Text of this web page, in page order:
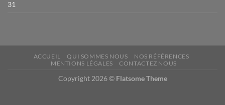
31
ACCUEIL QUI SOMMES NOUS
NOS RÉFÉRENCES
MENTIONS LÉGALES
CONTACTEZ NOUS
Copyright 2026 © Flatsome Theme